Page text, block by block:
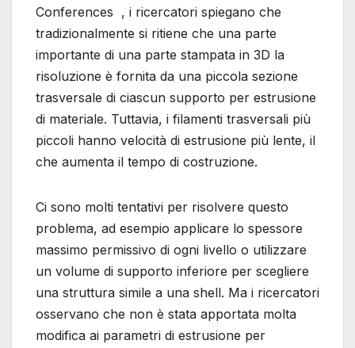
Conferences , i ricercatori spiegano che
tradizionalmente si ritiene che una parte
importante di una parte stampata in 3D la
risoluzione è fornita da una piccola sezione
trasversale di ciascun supporto per estrusione
di materiale. Tuttavia, i filamenti trasversali più
piccoli hanno velocità di estrusione più lente, il
che aumenta il tempo di costruzione.
Ci sono molti tentativi per risolvere questo
problema, ad esempio applicare lo spessore
massimo permissivo di ogni livello o utilizzare
un volume di supporto inferiore per scegliere
una struttura simile a una shell. Ma i ricercatori
osservano che non è stata apportata molta
modifica ai parametri di estrusione per